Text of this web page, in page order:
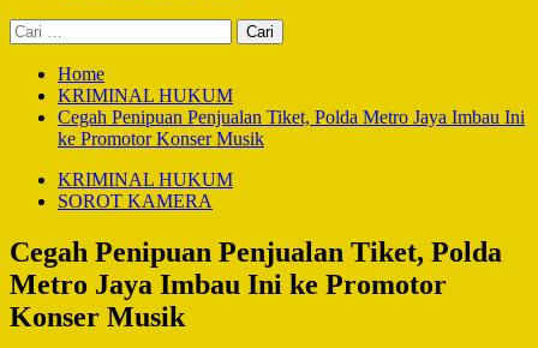
Cari
untuk:
Home
KRIMINAL HUKUM
Cegah Penipuan Penjualan Tiket, Polda Metro Jaya Imbau Ini
ke Promotor Konser Musik
KRIMINAL HUKUM
SOROT KAMERA
Cegah Penipuan Penjualan Tiket, Polda
Metro Jaya Imbau Ini ke Promotor
Konser Musik